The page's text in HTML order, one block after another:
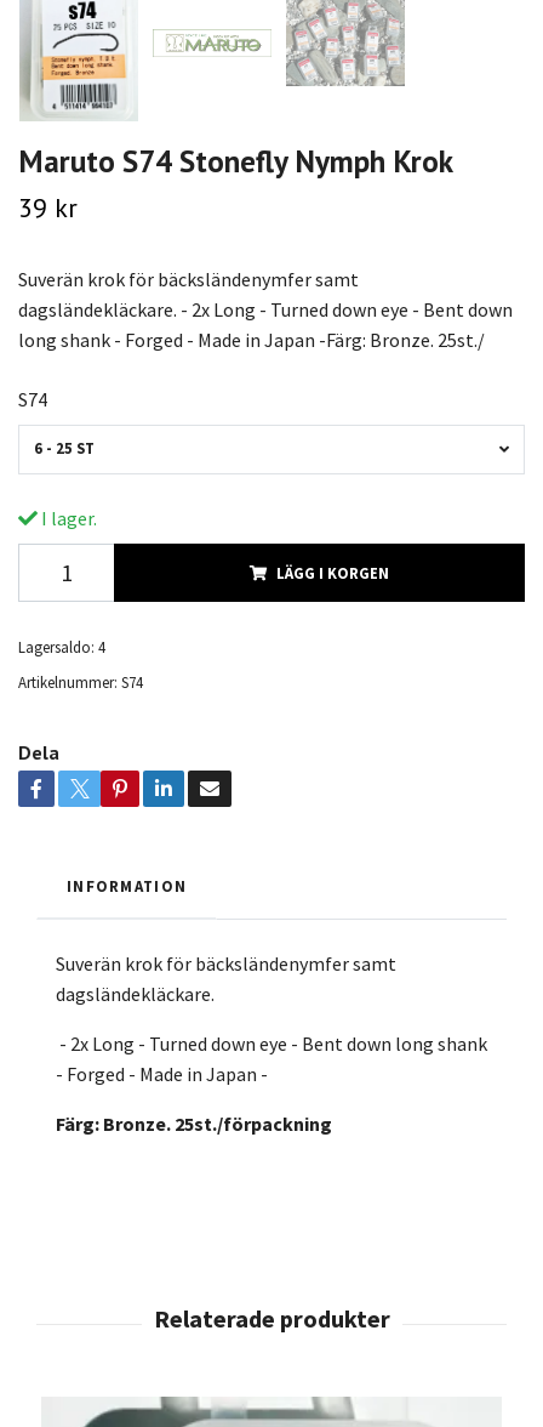
Maruto S74 Stonefly Nymph Krok
39 kr
Suverän krok för bäcksländenymfer samt
dagsländekläckare. - 2x Long - Turned down eye - Bent down
long shank - Forged - Made in Japan -Färg: Bronze. 25st./
S74
6 - 25 ST
I lager.
LÄGG I KORGEN
Lagersaldo: 4
Artikelnummer: S74
Dela
INFORMATION
Suverän krok för bäcksländenymfer samt
dagsländekläckare.
- 2x Long - Turned down eye - Bent down long shank
- Forged - Made in Japan -
Färg: Bronze. 25st./förpackning